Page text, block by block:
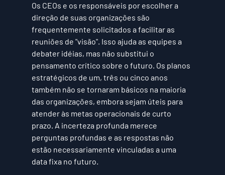
Os CEOs e os responsáveis por escolher a
direção de suas organizações são
frequentemente solicitados a facilitar as
reuniões de "visão". Isso ajuda as equipes a
debater idéias, mas não substitui o
pensamento crítico sobre o futuro. Os planos
estratégicos de um, três ou cinco anos
também não se tornaram básicos na maioria
das organizações, embora sejam úteis para
atender às metas operacionais de curto
prazo. A incerteza profunda merece
perguntas profundas e as respostas não
estão necessariamente vinculadas a uma
data fixa no futuro.